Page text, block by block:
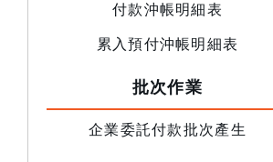
付款沖帳明細表
累入預付沖帳明細表
批次作業
企業委託付款批次產生